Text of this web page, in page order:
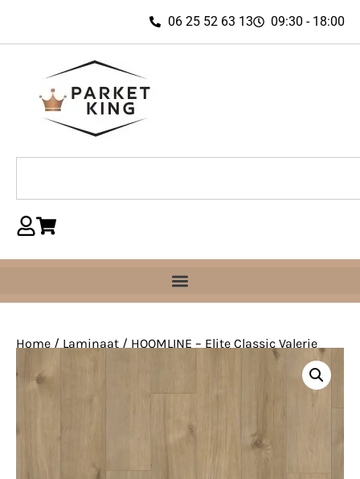
06 25 52 63 13 09:30 - 18:00
Home / Laminaat / HOOMLINE – Elite Classic Valerie